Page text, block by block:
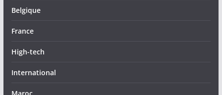
Belgique
France
High-tech
International